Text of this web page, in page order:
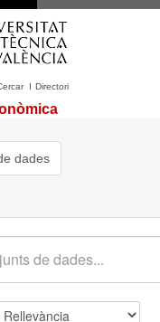
I Directori
dades